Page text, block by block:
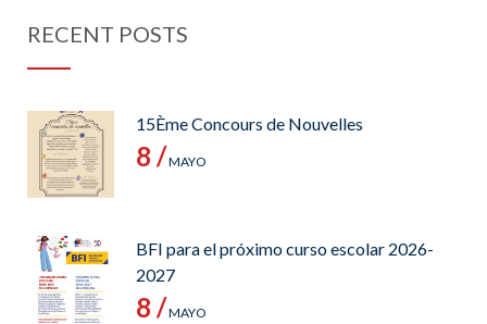
RECENT POSTS
15Ème Concours de Nouvelles
8 /MAYO
BFI para el próximo curso escolar 2026-
2027
8 /MAYO